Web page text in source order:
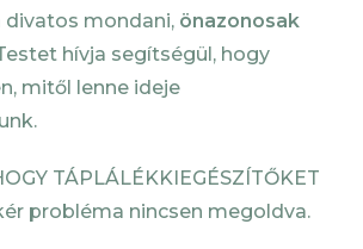
divatos mondani, önazonosak
hívja segítségül, hogy
mitől lenne ideje
TÁPLÁLÉKKIEGÉSZÍTŐKET
probléma nincsen megoldva.